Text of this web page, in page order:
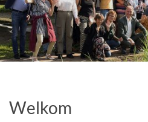
Welkom